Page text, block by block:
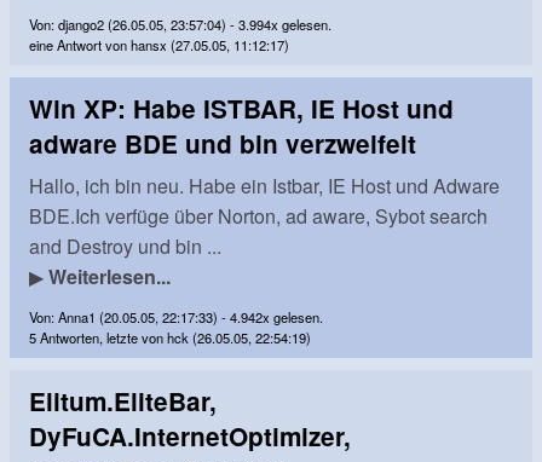
Von: django2 (26.05.05, 23:57:04) - 3.994x gelesen.
eine Antwort von hansx (27.05.05, 11:12:17)
Win XP: Habe ISTBAR, IE Host und
adware BDE und bin verzweifelt
Hallo, ich bin neu. Habe ein Istbar, IE Host und Adware
BDE.Ich verfüge über Norton, ad aware, Sybot search
and Destroy und bin ...
▶Weiterlesen...
Von: Anna1 (20.05.05, 22:17:33) - 4.942x gelesen.
5 Antworten, letzte von hck (26.05.05, 22:54:19)
Elitum.EliteBar,
DyFuCA.InternetOptimizer,